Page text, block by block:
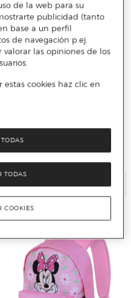
Karactermania azul
Añadir
de la web para su
publicidad (tanto
base a un perfil
de navegación p.ej.
valorar las opiniones de los
cookies haz clic en
TODAS
COOKIES